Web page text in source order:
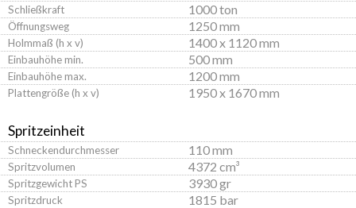
Schließkraft 1000 ton
Öffnungsweg 1250 mm
Holmmaß (h x v) 1400 x 1120 mm
Einbauhöhe min. 500 mm
Einbauhöhe max. 1200 mm
Plattengröße (h x v) 1950 x 1670 mm
Spritzeinheit
Schneckendurchmesser 110 mm
Spritzvolumen 4372 cm³
Spritzgewicht PS 3930 gr
Spritzdruck 1815 bar